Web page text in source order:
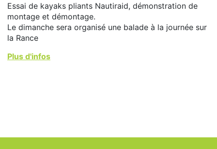
Essai de kayaks pliants Nautiraid, démonstration de
montage et démontage.
Le dimanche sera organisé une balade à la journée sur
la Rance
Plus d'infos